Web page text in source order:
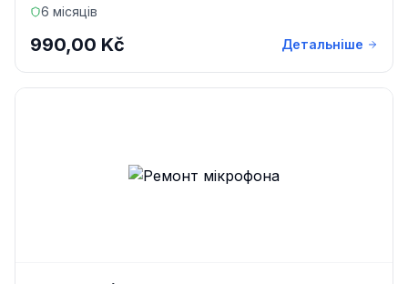
6 місяців
990,00 Kč Детальніше